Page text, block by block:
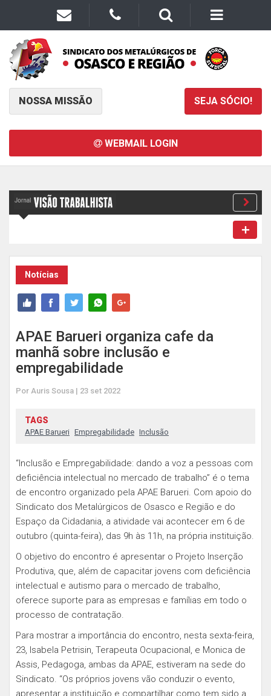
NOSSA MISSÃO SEJA SÓCIO!
WEBMAIL LOGIN
Notícias
APAE Barueri organiza cafe da
manhã sobre inclusão e
empregabilidade
Por Auris Sousa | 23 set 2022
TAGS
APAE Barueri Empregabilidade Inclusão
“Inclusão e Empregabilidade: dando a voz a pessoas com
deficiência intelectual no mercado de trabalho” é o tema
de encontro organizado pela APAE Barueri. Com apoio do
Sindicato dos Metalúrgicos de Osasco e Região e do
Espaço da Cidadania, a atividade vai acontecer em 6 de
outubro (quinta-feira), das 9h às 11h, na própria instituição.
O objetivo do encontro é apresentar o Projeto Inserção
Produtiva, que, além de capacitar jovens com deficiência
intelectual e autismo para o mercado de trabalho,
oferece suporte para as empresas e famílias em todo o
processo de contratação.
Para mostrar a importância do encontro, nesta sexta-feira,
23, Isabela Petrisin, Terapeuta Ocupacional, e Monica de
Assis, Pedagoga, ambas da APAE, estiveram na sede do
Sindicato. “Os próprios jovens vão conduzir o evento,
apresentar a instituição e compartilhar como tem sido a